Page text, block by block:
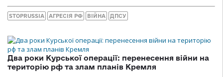
STOPRUSSIA АГРЕСІЯ РФ ВІЙНА ДПСУ
Два роки Курської операції: перенесення війни на
територію рф та злам планів Кремля